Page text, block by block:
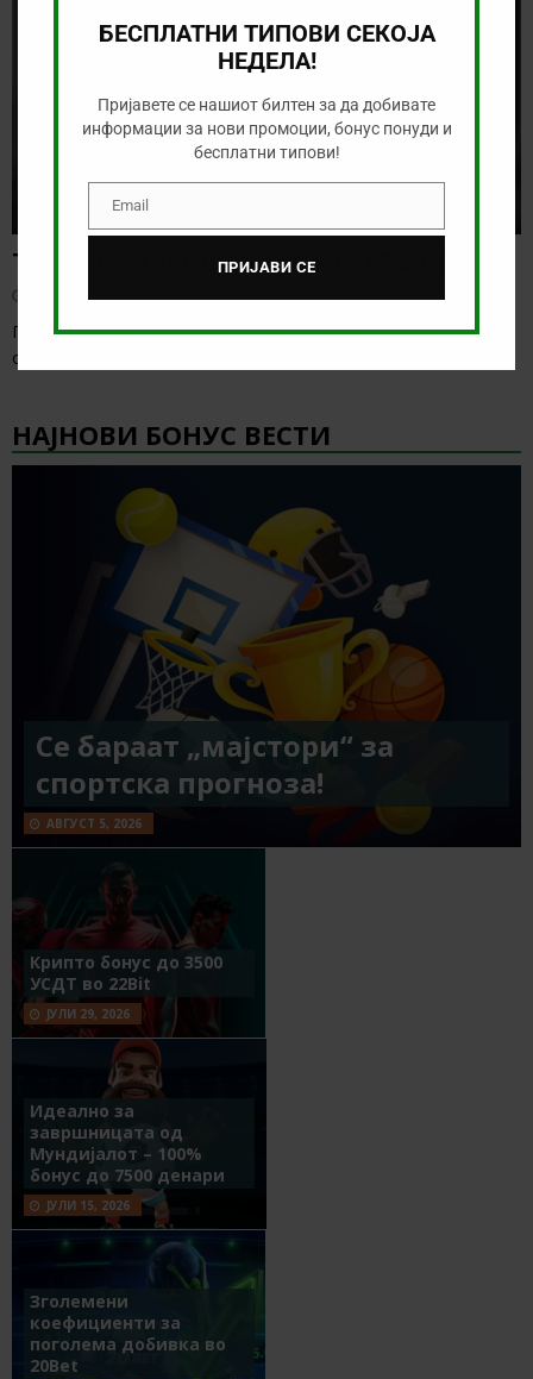
Тикет на денот (недела, 09.08.2026)
август 9, 2026
Пред нас е ден со одлична понуда, а за многу кратко ќе го
одбележиме официјалниот
НАЈНОВИ БОНУС ВЕСТИ
Се бараат „мајстори“ за
спортска прогноза!
АВГУСТ 5, 2026
Крипто бонус до 3500
УСДТ во 22Bit
ЈУЛИ 29, 2026
Идеално за
завршницата од
Мундијалот – 100%
бонус до 7500 денари
ЈУЛИ 15, 2026
Зголемени
коефициенти за
поголема добивка во
20Bet
БЕСПЛАТНИ ТИПОВИ СЕКОЈА
НЕДЕЛА!
Пријавете се нашиот билтен за да добивате
информации за нови промоции, бонус понуди и
бесплатни типови!
EmailEmail
ПРИЈАВИ СЕ